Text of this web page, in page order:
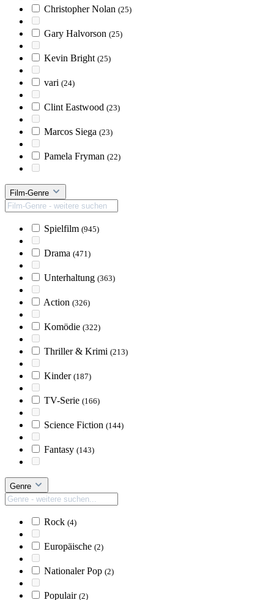
Christopher Nolan (25)
Gary Halvorson (25)
Kevin Bright (25)
vari (24)
Clint Eastwood (23)
Marcos Siega (23)
Pamela Fryman (22)
Film-Genre
Spielfilm (945)
Drama (471)
Unterhaltung (363)
Action (326)
Komödie (322)
Thriller & Krimi (213)
Kinder (187)
TV-Serie (166)
Science Fiction (144)
Fantasy (143)
Genre
Rock (4)
Europäische (2)
Nationaler Pop (2)
Populair (2)